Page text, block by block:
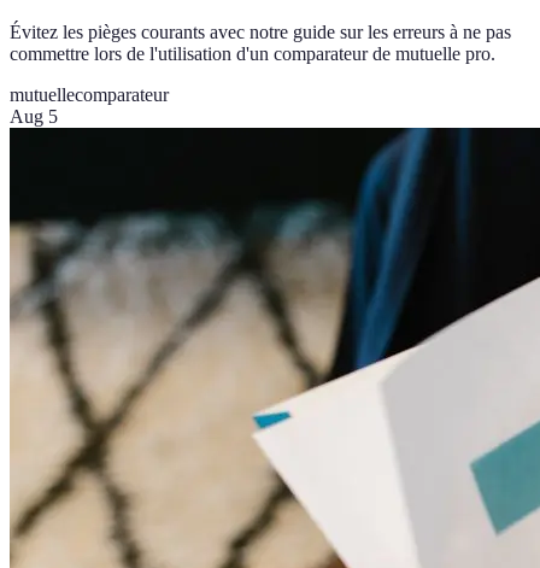
Évitez les pièges courants avec notre guide sur les erreurs à ne pas
commettre lors de l'utilisation d'un comparateur de mutuelle pro.
mutuellecomparateur
Aug 5